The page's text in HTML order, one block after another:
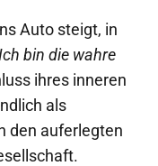
Auto steigt, in
bin die wahre
ihres inneren
als
den auferlegten